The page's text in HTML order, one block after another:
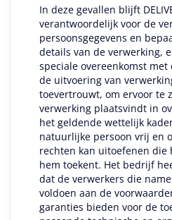
In deze gevallen blijft
verantwoordelijk voor de
persoonsgegevens en
details van de verwerking,
speciale overeenkomst
de uitvoering van
toevertrouwt, om ervoor te
verwerking plaatsvindt in
het geldende wettelijk
natuurlijke persoon vrij en
rechten kan uitoefenen die
hem toekent. Het bedrijf
dat de verwerkers die
voldoen aan de
garanties bieden voor de